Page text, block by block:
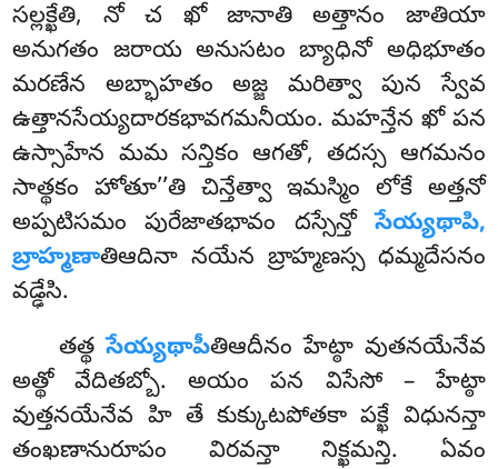
సల్లక్ఖేతి, నో చ ఖో జానాతి అత్తానం జాతియా
అనుగతం జరాయ అనుసటం బ్యాధినో అధిభూతం
మరణేన అబ్భాహతం అజ్జ మరిత్వా పున స్వేవ
ఉత్తానసేయ్యదారకభావగమనీయం. మహన్తేన ఖో పన
ఉస్సాహేన మమ సన్తికం ఆగతో, తదస్స ఆగమనం
సాత్థకం హోతూ’’తి చిన్తేత్వా ఇమస్మిం లోకే అత్తనో
అప్పటిసమం పురేజాతభావం దస్సేన్తోసేయ్యథాపి,
బ్రాహ్మణాతిఆదినా నయేన బ్రాహ్మణస్స ధమ్మదేసనం
వడ్ఢేసి.
తత్థసేయ్యథాపీతిఆదీనం హేట్ఠా వుతనయేనేవ
అత్థో వేదితబ్బో. అయం పన విసేసో – హేట్ఠా
వుత్తనయేనేవ హి తే కుక్కుటపోతకా పక్ఖే విధునన్తా
తంఖణానురూపం విరవన్తా నిక్ఖమన్తి. ఏవం